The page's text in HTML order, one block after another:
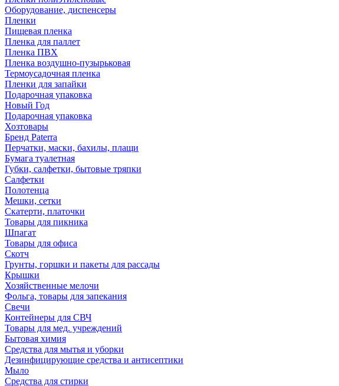
Оборудование, диспенсеры
Пленки
Пищевая пленка
Пленка для паллет
Пленка ПВХ
Пленка воздушно-пузырьковая
Термоусадочная пленка
Пленки для запайки
Подарочная упаковка
Новый Год
Подарочная упаковка
Хозтовары
Бренд Paterra
Перчатки, маски, бахилы, плащи
Бумага туалетная
Губки, салфетки, бытовые тряпки
Салфетки
Полотенца
Мешки, сетки
Скатерти, платочки
Товары для пикника
Шпагат
Товары для офиса
Скотч
Грунты, горшки и пакеты для рассады
Крышки
Хозяйственные мелочи
Фольга, товары для запекания
Свечи
Контейнеры для СВЧ
Товары для мед. учреждений
Бытовая химия
Средства для мытья и уборки
Дезинфицирующие средства и антисептики
Мыло
Средства для стирки